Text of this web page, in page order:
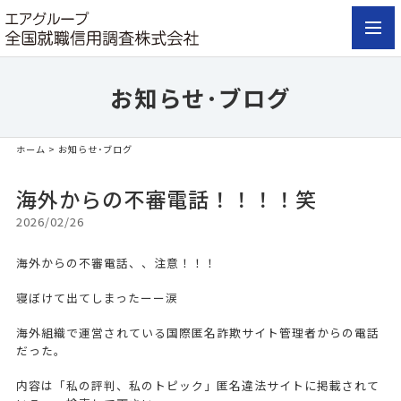
お知らせ･ブログ
ホーム > お知らせ･ブログ
海外からの不審電話！！！！笑
2026/02/26
海外からの不審電話、、注意！！！
寝ぼけて出てしまったーー涙
海外組織で運営されている国際匿名詐欺サイト管理者からの電話
だった。
内容は「私の評判、私のトピック」匿名違法サイトに掲載されて